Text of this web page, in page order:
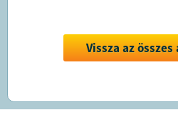
Vissza az